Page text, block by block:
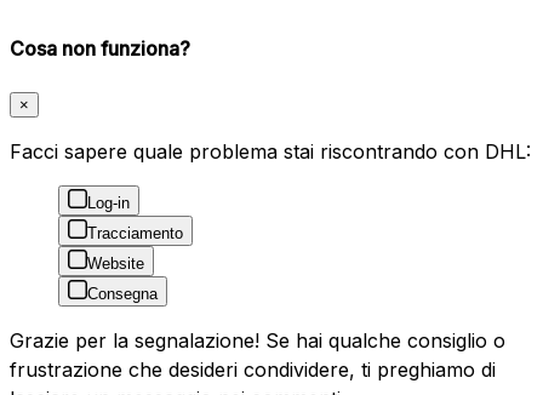
Cosa non funziona?
×
Facci sapere quale problema stai riscontrando con DHL:
Log-in
Tracciamento
Website
Consegna
Grazie per la segnalazione! Se hai qualche consiglio o
frustrazione che desideri condividere, ti preghiamo di